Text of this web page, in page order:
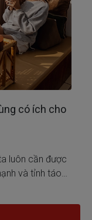
có ích cho
luôn cần được
và tỉnh táo
sẽ rơi vào trạng